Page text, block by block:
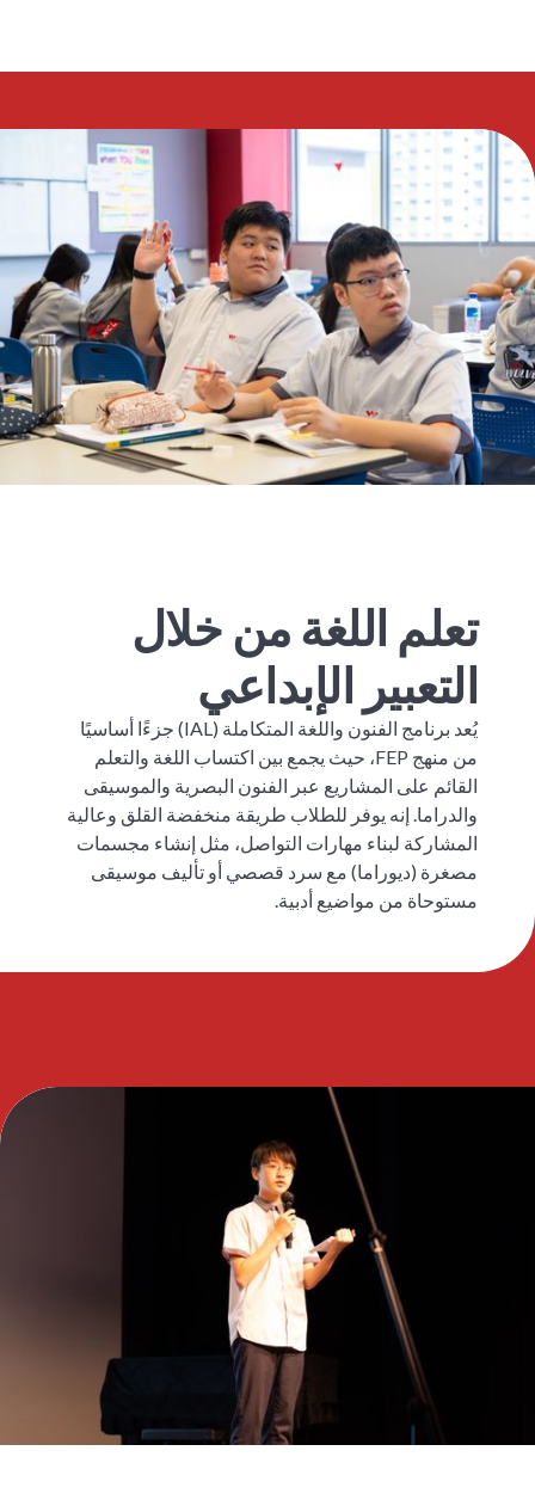
تعلم اللغة من خلال
التعبير الإبداعي
يُعد برنامج الفنون واللغة المتكاملة (IAL) جزءًا أساسيًا
من منهج FEP، حيث يجمع بين اكتساب اللغة والتعلم
القائم على المشاريع عبر الفنون البصرية والموسيقى
والدراما. إنه يوفر للطلاب طريقة منخفضة القلق وعالية
المشاركة لبناء مهارات التواصل، مثل إنشاء مجسمات
مصغرة (ديوراما) مع سرد قصصي أو تأليف موسيقى
مستوحاة من مواضيع أدبية.